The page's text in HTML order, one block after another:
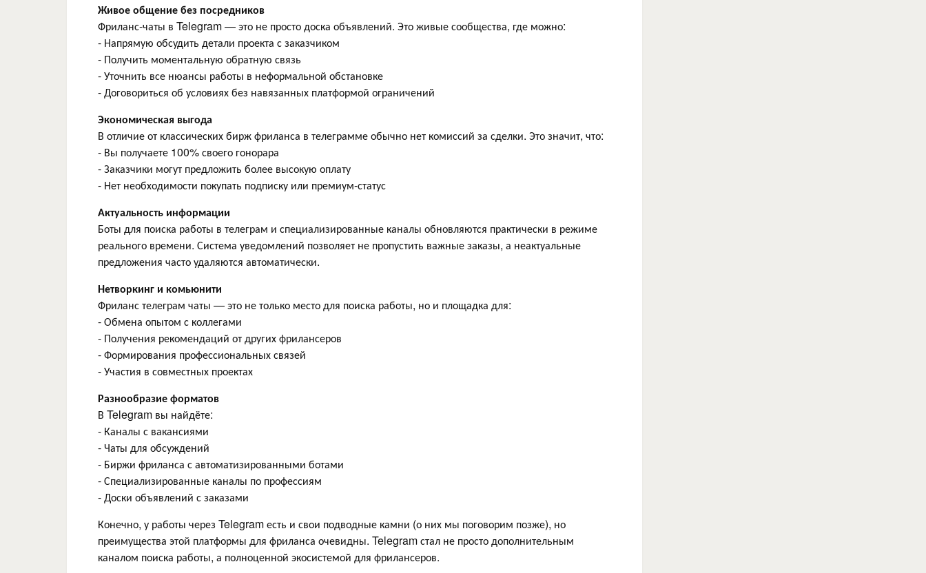
Живое общение без посредников
Фриланс-чаты в Telegram — это не просто доска объявлений. Это живые сообщества, где можно:
- Напрямую обсудить детали проекта с заказчиком
- Получить моментальную обратную связь
- Уточнить все нюансы работы в неформальной обстановке
- Договориться об условиях без навязанных платформой ограничений
Экономическая выгода
В отличие от классических бирж фриланса в телеграмме обычно нет комиссий за сделки. Это значит, что:
- Вы получаете 100% своего гонорара
- Заказчики могут предложить более высокую оплату
- Нет необходимости покупать подписку или премиум-статус
Актуальность информации
Боты для поиска работы в телеграм и специализированные каналы обновляются практически в режиме
реального времени. Система уведомлений позволяет не пропустить важные заказы, а неактуальные
предложения часто удаляются автоматически.
Нетворкинг и комьюнити
Фриланс телеграм чаты — это не только место для поиска работы, но и площадка для:
- Обмена опытом с коллегами
- Получения рекомендаций от других фрилансеров
- Формирования профессиональных связей
- Участия в совместных проектах
Разнообразие форматов
В Telegram вы найдёте:
- Каналы с вакансиями
- Чаты для обсуждений
- Биржи фриланса с автоматизированными ботами
- Специализированные каналы по профессиям
- Доски объявлений с заказами
Конечно, у работы через Telegram есть и свои подводные камни (о них мы поговорим позже), но
преимущества этой платформы для фриланса очевидны. Telegram стал не просто дополнительным
каналом поиска работы, а полноценной экосистемой для фрилансеров.